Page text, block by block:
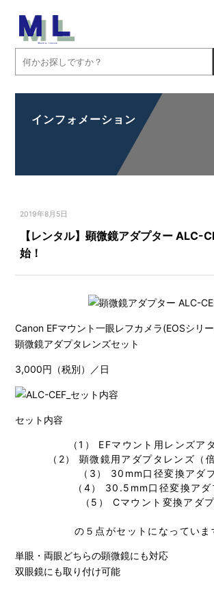
インフォメーション
2019年8月5日
【レンタル】顕微鏡アダプター ALC-
始！
Canon EFマウント一眼レフカメラ(EOSシリ
顕微鏡アダプタレンズセット
3,000円（税別）／日
セット内容
（1） EFマウント用レンズア
（2） 顕微鏡用アダプタレンズ（
（3） 30mm口径変換アダ
（4） 30.5mm口径変換アダ
（5） Cマウント変換アダ
の５点がセットになっていま
単眼・両眼どちらの顕微鏡にも対応
双眼鏡にも取り付け可能